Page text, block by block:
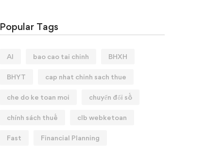
Popular Tags
AI bao cao tai chinh BHXH
BHYT cap nhat chinh sach thue
che do ke toan moi chuyển đổi số
chính sách thuế clb webketoan
Fast Financial Planning